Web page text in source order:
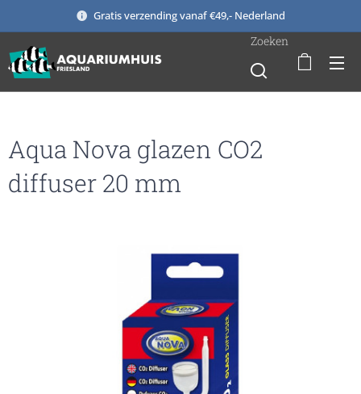
Gratis verzending vanaf €49,- Nederland
Zoeken
Aqua Nova glazen CO2
diffuser 20 mm